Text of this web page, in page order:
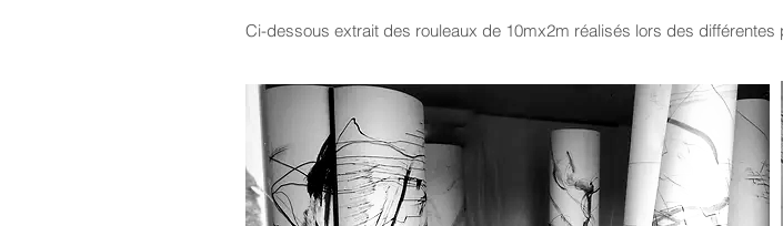
Ci-dessous extrait des rouleaux de 10mx2m réalisés lors des différentes
2013 - A